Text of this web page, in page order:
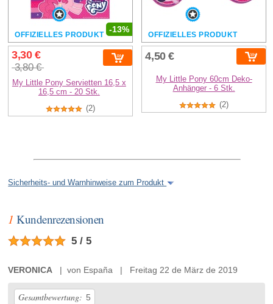
-13%
OFFIZIELLES PRODUKT
3,30 €
3,80 €
My Little Pony Servietten 16,5 x
16,5 cm - 20 Stk.
(2)
OFFIZIELLES PRODUKT
4,50 €
My Little Pony 60cm Deko-
Anhänger - 6 Stk.
(2)
Sicherheits- und Warnhinweise zum Produkt
1 Kundenrezensionen
5 / 5
VERONICA | von España | Freitag 22 de März de 2019
Gesamtbewertung: 5